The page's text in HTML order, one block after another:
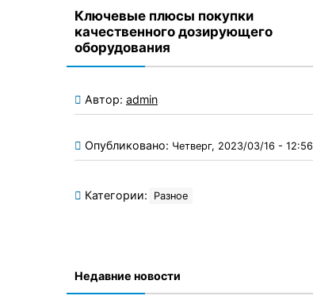
Ключевые плюсы покупки
качественного дозирующего
оборудования
Автор: admin
Опубликовано: Четверг, 2023/03/16 - 12:56
Категории: Разное
Недавние новости